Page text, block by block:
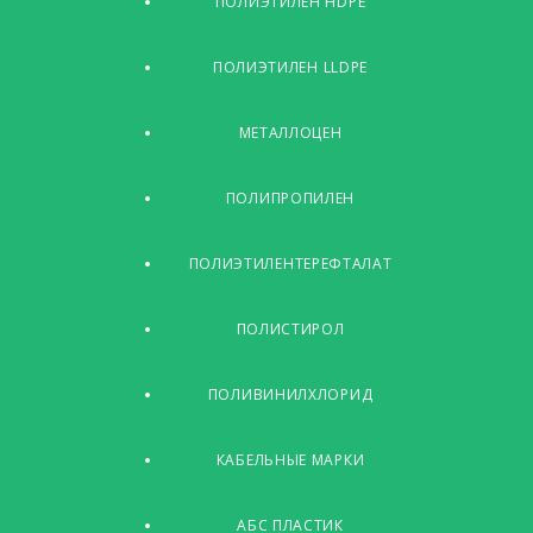
ПОЛИЭТИЛЕН LLDPE
МЕТАЛЛОЦЕН
ПОЛИПРОПИЛЕН
ПОЛИЭТИЛЕНТЕРЕФТАЛАТ
ПОЛИСТИРОЛ
ПОЛИВИНИЛХЛОРИД
КАБЕЛЬНЫЕ МАРКИ
АБС ПЛАСТИК